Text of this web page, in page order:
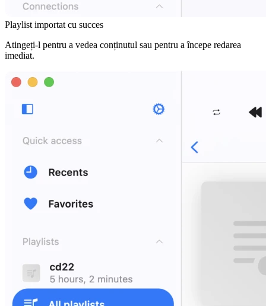
Playlist importat cu succes
Atingeți-l pentru a vedea conținutul sau pentru a începe redarea
imediat.